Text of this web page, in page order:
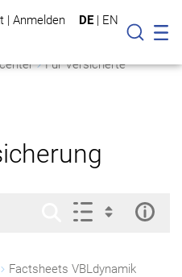
| Anmelden DE | EN
Suche
Für Versicherte
Factsheets VBLdynamik